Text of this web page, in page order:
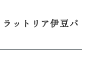
ットリア伊豆パ